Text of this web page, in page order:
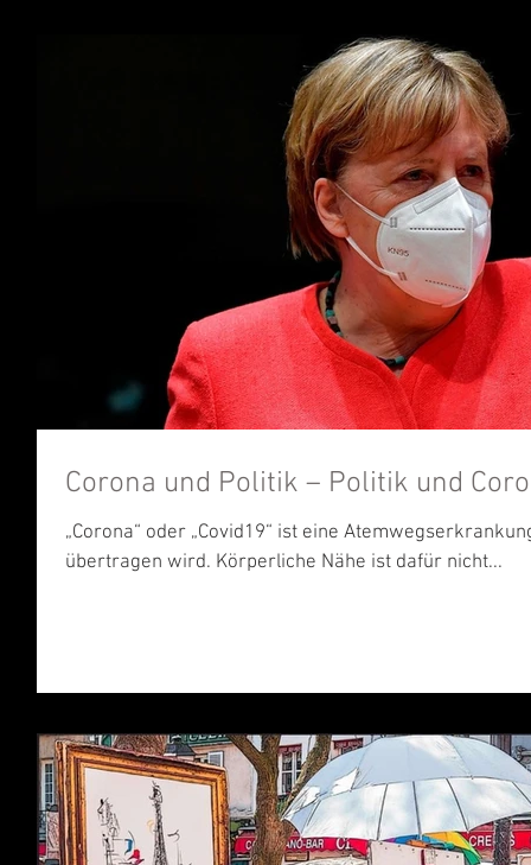
Corona und Politik – Politik und
„Corona“ oder „Covid19“ ist eine
übertragen wird. Körperliche Nähe ist dafür nicht...